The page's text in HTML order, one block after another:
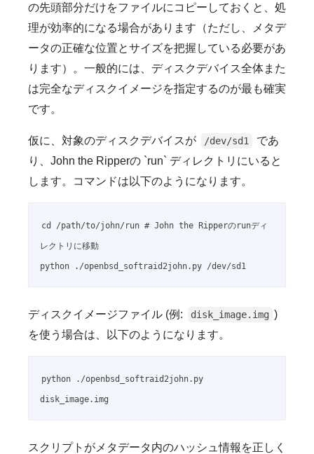
の先頭部分だけをファイルにコピーしておくと、処
理が効率的になる場合があります（ただし、メタデ
ータの正確な位置とサイズを把握している必要があ
ります）。一般的には、ディスクデバイス全体また
は完全なディスクイメージを指定するのが最も確実
です。
仮に、対象のディスクデバイスが /dev/sd1
であ
り、John the Ripperの `run` ディレクトリにいると
します。コマンドは以下のようになります。
cd /path/to/john/run # John the Ripperのrunディ
レクトリに移動
python ./openbsd_softraid2john.py /dev/sd1
ディスクイメージファイル (例: disk_image.img )
を使う場合は、以下のようになります。
python ./openbsd_softraid2john.py
disk_image.img
スクリプトがメタデータ内のハッシュ情報を正しく